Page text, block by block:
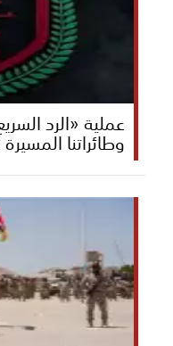
عملية «الرد
وطائراتنا